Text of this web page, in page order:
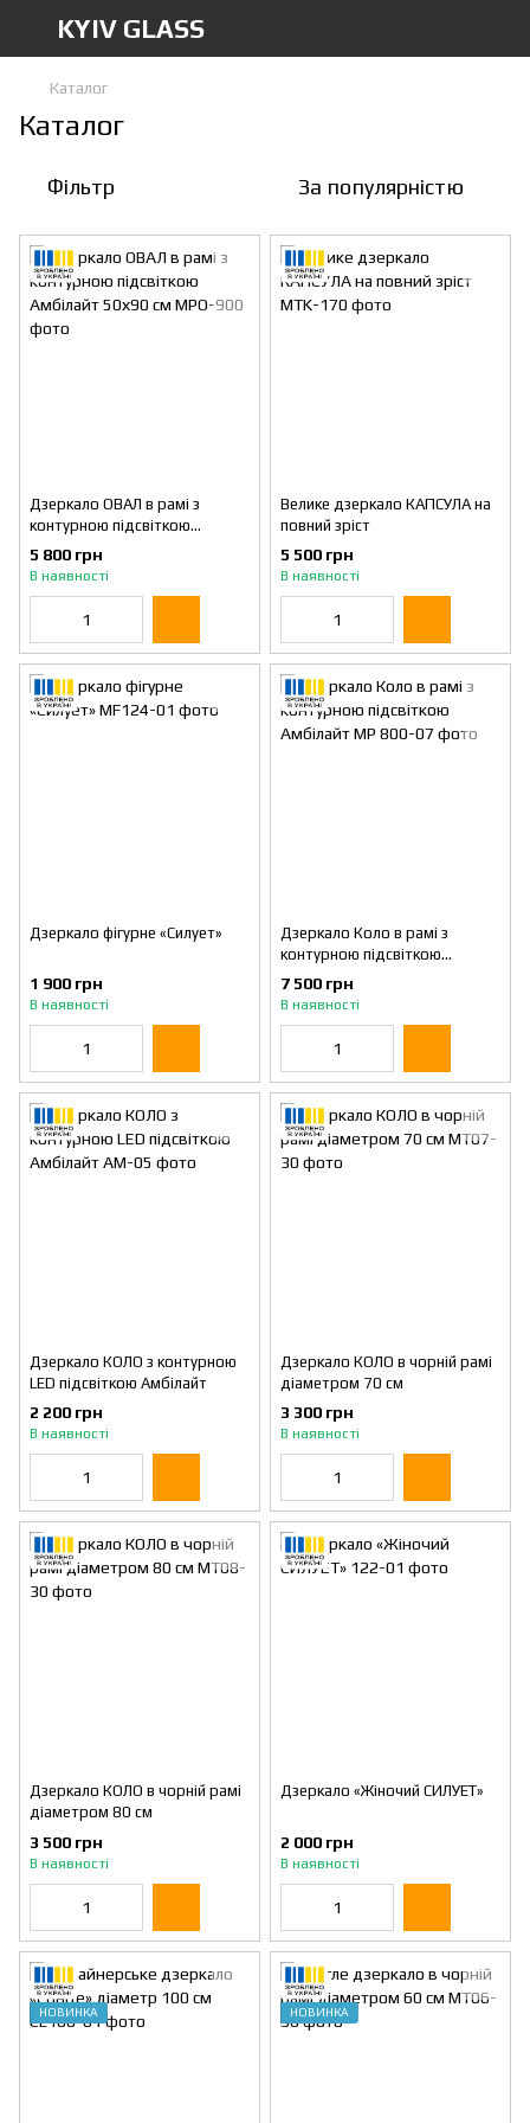
KYIV GLASS
Каталог
Каталог
Фільтр За популярністю
Дзеркало ОВАЛ в рамі з
контурною підсвіткою
Амбілайт 50х90 см
5 800 грн
В наявності
Велике дзеркало КАПСУЛА на
повний зріст
5 500 грн
В наявності
Дзеркало фігурне «Силует»
1 900 грн
В наявності
Дзеркало Коло в рамі з
контурною підсвіткою
Амбілайт
7 500 грн
В наявності
Дзеркало КОЛО з контурною
LED підсвіткою Амбілайт
2 200 грн
В наявності
Дзеркало КОЛО в чорній рамі
діаметром 70 см
3 300 грн
В наявності
Дзеркало КОЛО в чорній рамі
діаметром 80 см
3 500 грн
В наявності
Дзеркало «Жіночий СИЛУЕТ»
2 000 грн
В наявності
НОВИНКА НОВИНКА